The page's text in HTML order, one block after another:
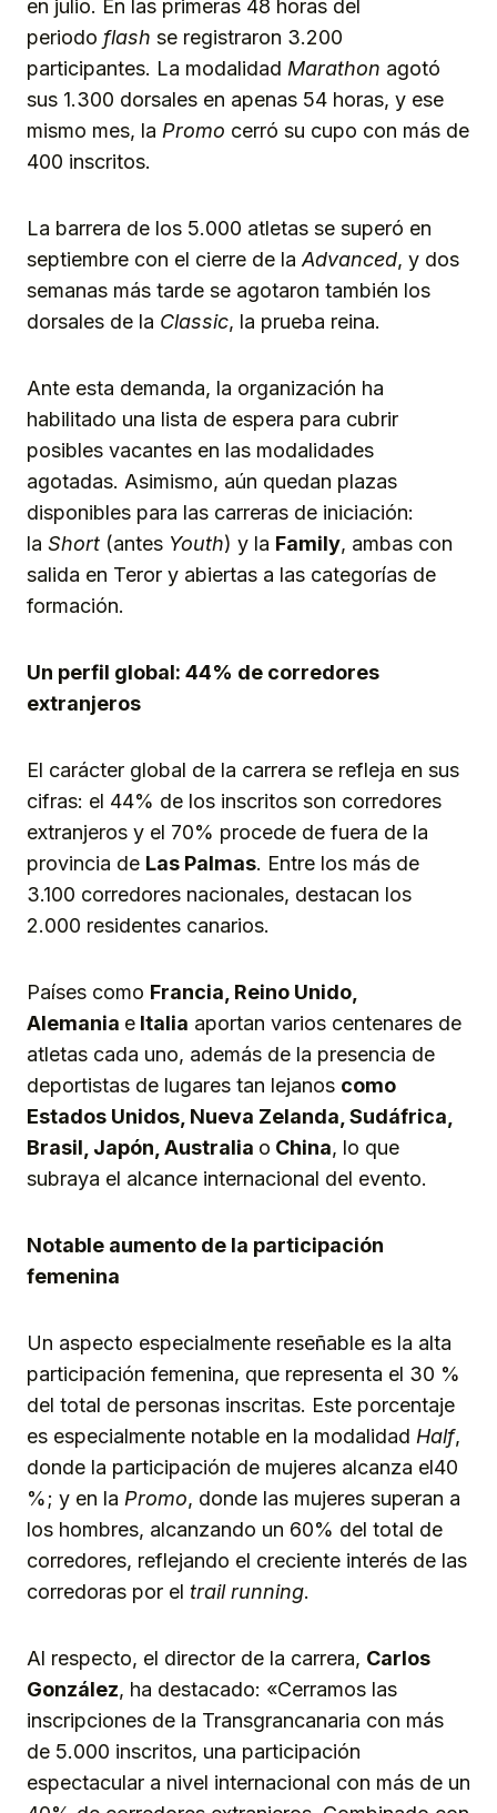
en julio. En las primeras 48 horas del
periodo flash se registraron 3.200
participantes. La modalidad Marathon agotó
sus 1.300 dorsales en apenas 54 horas, y ese
mismo mes, la Promo cerró su cupo con más de
400 inscritos.
La barrera de los 5.000 atletas se superó en
septiembre con el cierre de la Advanced, y dos
semanas más tarde se agotaron también los
dorsales de la Classic, la prueba reina.
Ante esta demanda, la organización ha
habilitado una lista de espera para cubrir
posibles vacantes en las modalidades
agotadas. Asimismo, aún quedan plazas
disponibles para las carreras de iniciación:
la Short (antes Youth) y la Family, ambas con
salida en Teror y abiertas a las categorías de
formación.
Un perfil global: 44% de corredores
extranjeros
El carácter global de la carrera se refleja en sus
cifras: el 44% de los inscritos son corredores
extranjeros y el 70% procede de fuera de la
provincia de Las Palmas. Entre los más de
3.100 corredores nacionales, destacan los
2.000 residentes canarios.
Países como Francia, Reino Unido,
Alemania e Italia aportan varios centenares de
atletas cada uno, además de la presencia de
deportistas de lugares tan lejanos como
Estados Unidos, Nueva Zelanda, Sudáfrica,
Brasil, Japón, Australia o China, lo que
subraya el alcance internacional del evento.
Notable aumento de la participación
femenina
Un aspecto especialmente reseñable es la alta
participación femenina, que representa el 30 %
del total de personas inscritas. Este porcentaje
es especialmente notable en la modalidad Half,
donde la participación de mujeres alcanza el40
%; y en la Promo, donde las mujeres superan a
los hombres, alcanzando un 60% del total de
corredores, reflejando el creciente interés de las
corredoras por el trail running.
Al respecto, el director de la carrera, Carlos
González, ha destacado: «Cerramos las
inscripciones de la Transgrancanaria con más
de 5.000 inscritos, una participación
espectacular a nivel internacional con más de un